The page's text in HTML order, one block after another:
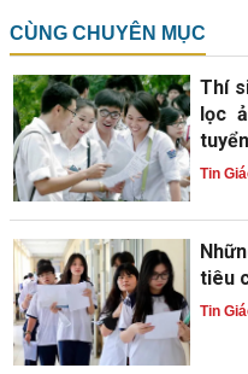
CÙNG CHUYÊN MỤC
Thí
lọc
Tin
tiêu
Tin